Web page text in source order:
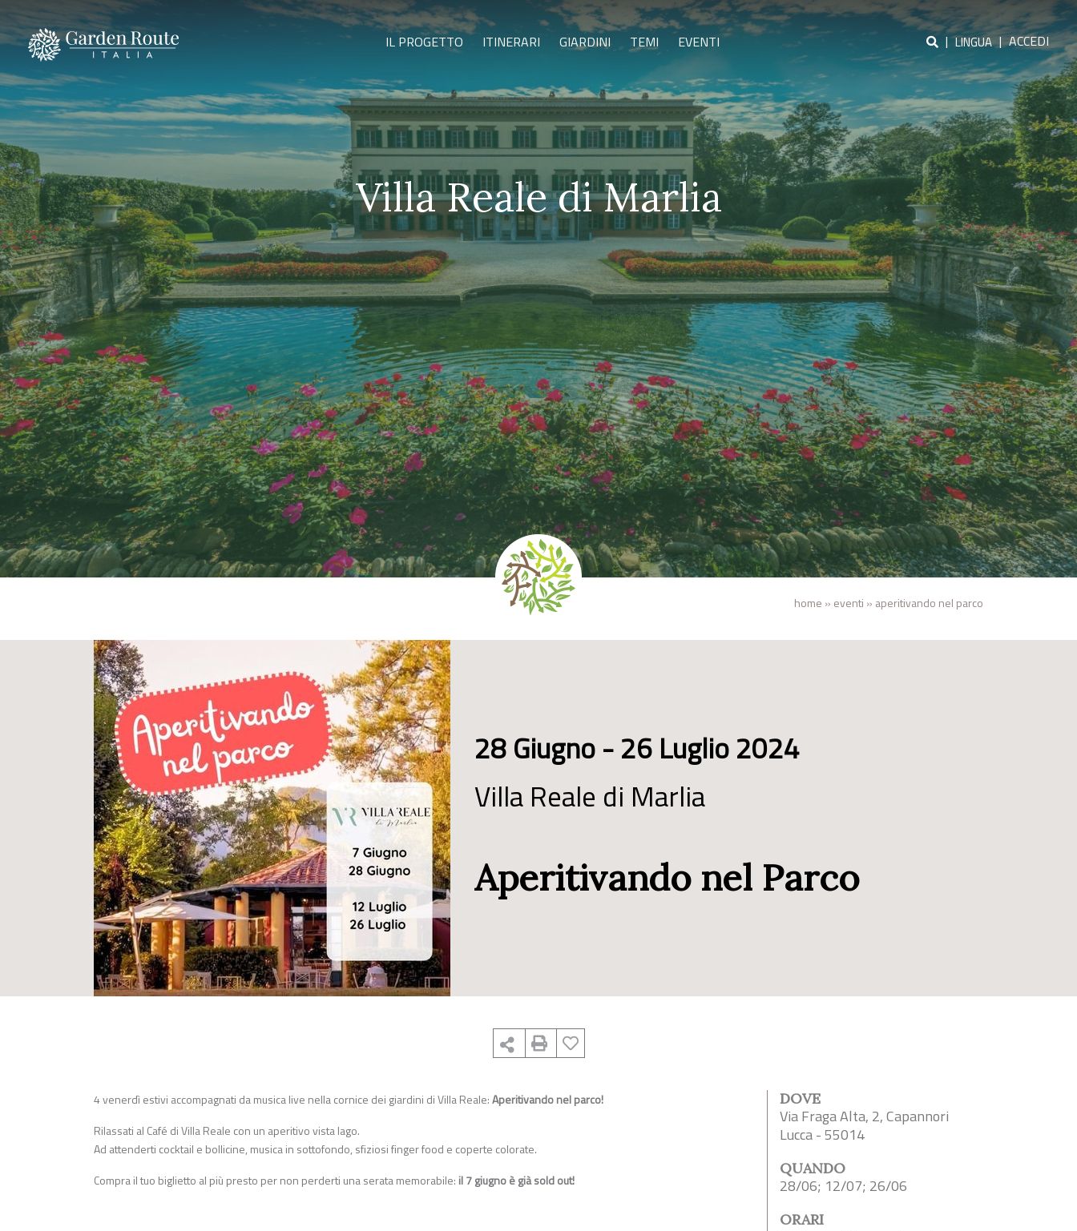
IL PROGETTO ITINERARI GIARDINI TEMI EVENTI | LINGUA | ACCEDI
Villa Reale di Marlia
home » eventi » aperitivando nel parco
28 Giugno - 26 Luglio 2024
Villa Reale di Marlia
Aperitivando nel Parco
4 venerdì estivi accompagnati da musica live nella cornice dei giardini di Villa Reale:Aperitivando nel parco!
Rilassati al Café di Villa Reale con un aperitivo vista lago.
Ad attenderti cocktail e bollicine, musica in sottofondo, sfiziosi finger food e coperte colorate.
Compra il tuo biglietto al più presto per non perderti una serata memorabile: il 7 giugno è già sold out!
DOVE
Via Fraga Alta, 2, Capannori
Lucca - 55014
QUANDO
28/06; 12/07; 26/06
ORARI